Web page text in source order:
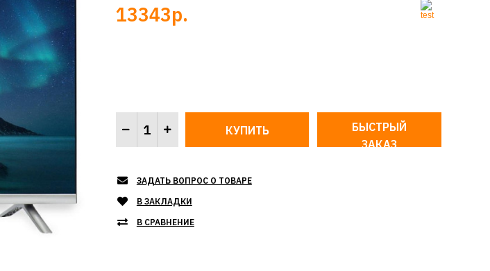
13343р.
БЫСТРЫЙ
ЗАКАЗ
ЗАДАТЬ ВОПРОС О ТОВАРЕ
В ЗАКЛАДКИ
В СРАВНЕНИЕ